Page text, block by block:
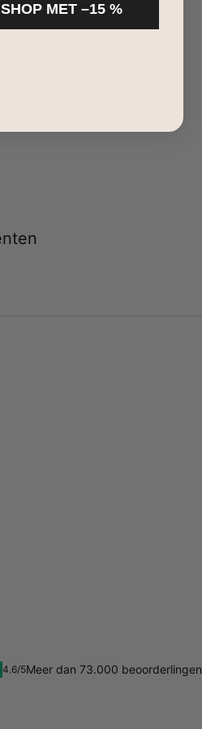
4.6/5Meer dan 73.000 beoorderlingen
SHOP MET –15 %